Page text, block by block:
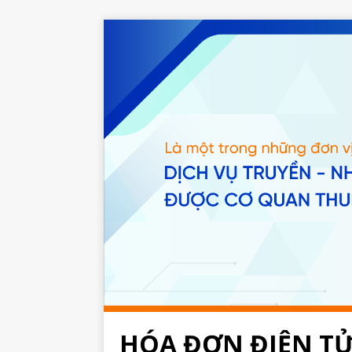
HÓA ĐƠN ĐIỆN